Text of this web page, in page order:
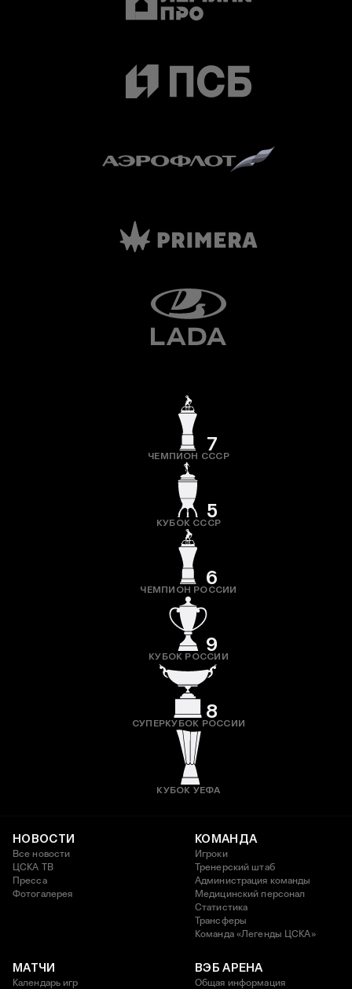
7
ЧЕМПИОН СССР
5
КУБОК СССР
6
ЧЕМПИОН РОССИИ
9
КУБОК РОССИИ
8
СУПЕРКУБОК РОССИИ
КУБОК УЕФА
НОВОСТИ
Все новости
ЦСКА ТВ
Пресса
Фотогалерея
КОМАНДА
Игроки
Тренерский штаб
Администрация команды
Медицинский персонал
Статистика
Трансферы
Команда «Легенды ЦСКА»
МАТЧИ
Календарь игр
ВЭБ АРЕНА
Общая информация